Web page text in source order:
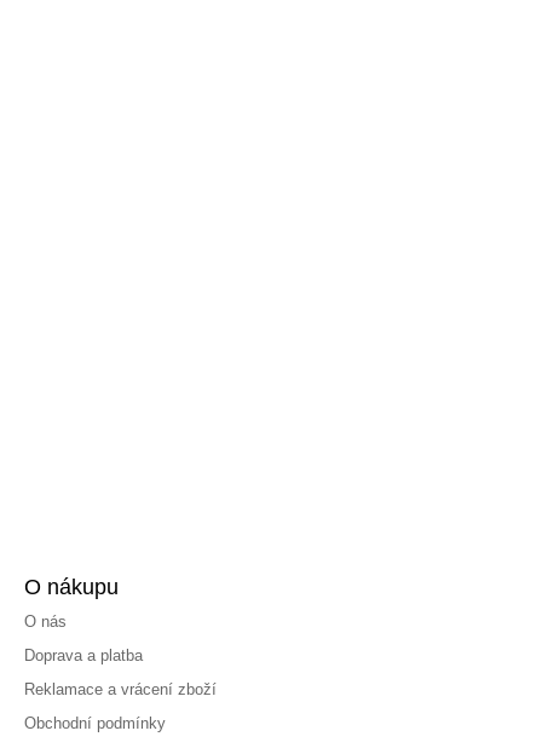
O nákupu
O nás
Doprava a platba
Reklamace a vrácení zboží
Obchodní podmínky